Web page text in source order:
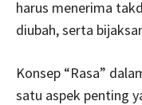
harus menerima
diubah, serta
Konsep “Rasa”
satu aspek penting